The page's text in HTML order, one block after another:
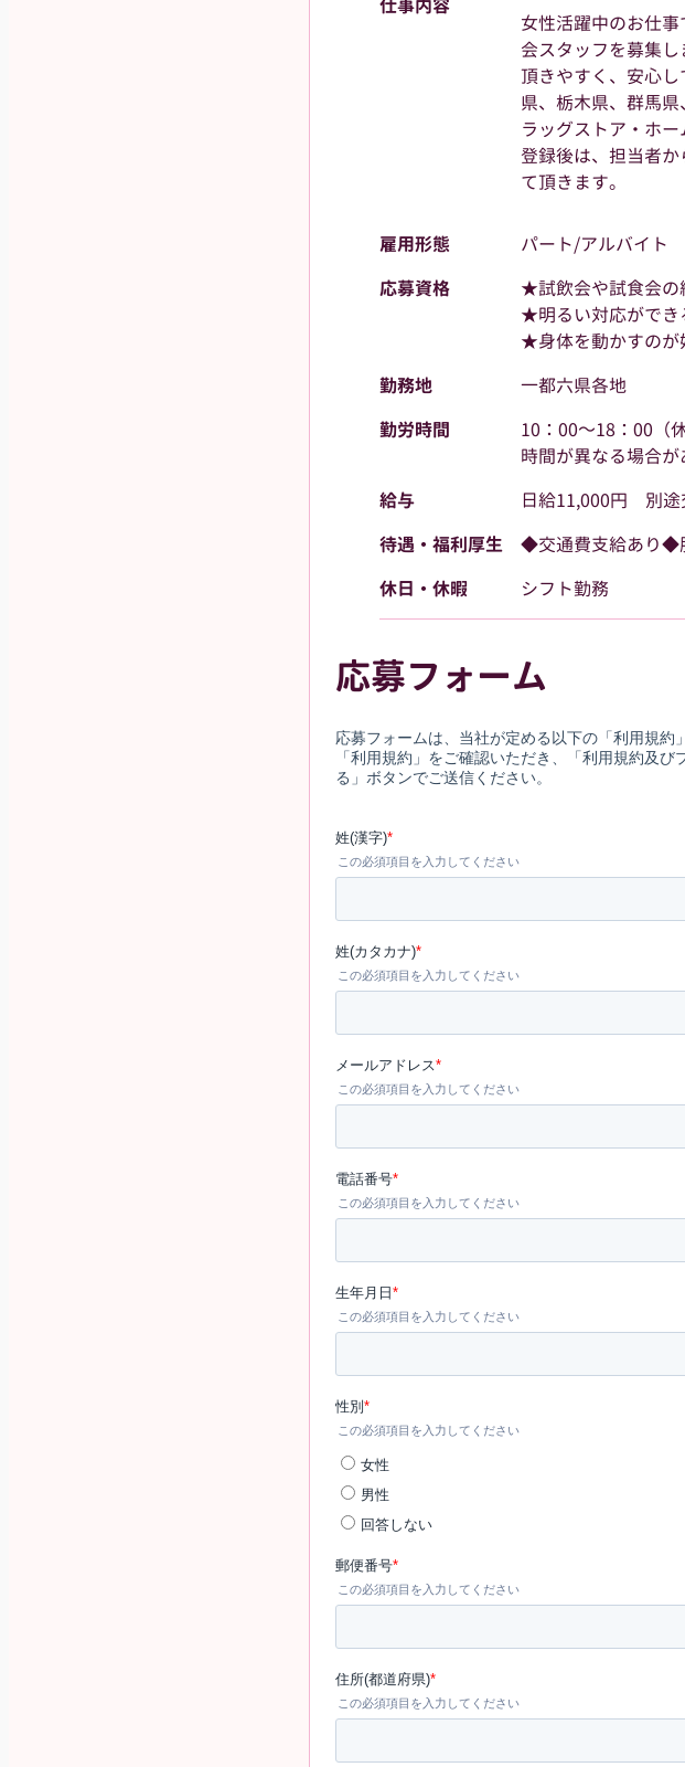
仕事内容
女性活躍中のお仕
会スタッフを募集
頂きやすく、安心
県、栃木県、群馬
ラッグストア・ホ
登録後は、担当者
て頂きます。
雇用形態
パート/アルバイト
応募資格
★試飲会や試食会の
★明るい対応ができ
★身体を動かすのが
勤務地
一都六県各地
勤労時間
10：00～18：00（
時間が異なる場合が
給与
日給11,000円 別途
待遇・福利厚生
◆交通費支給あり◆
休日・休暇
シフト勤務
応募フォーム